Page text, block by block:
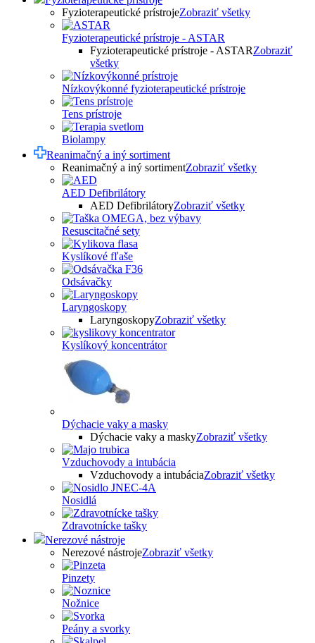
Fyzioterapeutické prístrojeZobraziť všetky
Fyzioterapeutické prístroje - ASTAR
Fyzioterapeutické prístroje - ASTARZobraziť
všetky
Nízkovýkonné fyzioterapeutické prístroje
Tens prístroje
Biolampy
Reanimačný a iný sortiment
Reanimačný a iný sortimentZobraziť všetky
AED Defibrilátory
AED DefibrilátoryZobraziť všetky
Resuscitačné sety
Kyslíkové fľaše
Odsávačky
Laryngoskopy
LaryngoskopyZobraziť všetky
Kyslíkový koncentrátor
Dýchacie vaky a masky
Dýchacie vaky a maskyZobraziť všetky
Vzduchovody a intubácia
Vzduchovody a intubáciaZobraziť všetky
Nosidlá
Zdravotnícke tašky
Nerezové nástroje
Nerezové nástrojeZobraziť všetky
Pinzety
Nožnice
Peány a svorky